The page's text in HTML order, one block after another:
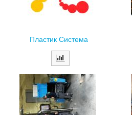
Пластик Система